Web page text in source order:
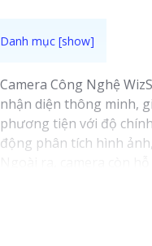
Camera Công Nghệ
nhận diện thông minh,
phương tiện với độ
động phân tích hình
kiện ánh sáng yếu nhờ
năng này giúp nâng